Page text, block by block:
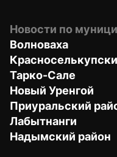
Новости по
Волноваха
Тарко-Сале
Новый Уренгой
Приуральский
Лабытнанги
Надымский район